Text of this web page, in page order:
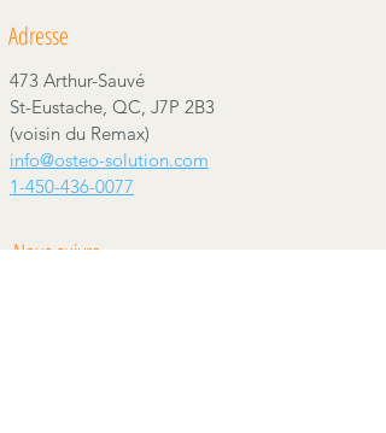
Adresse
473 Arthur-Sauvé
St-Eustache, QC, J7P 2B3
(voisin du Remax)
info@osteo-solution.com
1-450-436-0077
Nous suivre